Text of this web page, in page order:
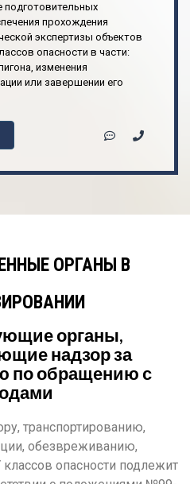
подготовительных
прохождения
экспертизы объектов
опасности в части:
изменения
или завершении его
ОРГАНЫ В
органы,
надзор за
по обращению с
транспортированию,
обезвреживанию,
опасности подлежит